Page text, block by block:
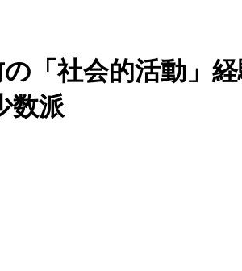
「社会的活動」
数派